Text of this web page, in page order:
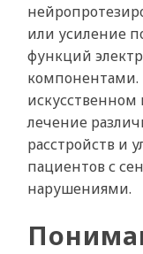
или усиление
функций
искусственном
лечение
расстройств и
пациентов с
нарушениями.